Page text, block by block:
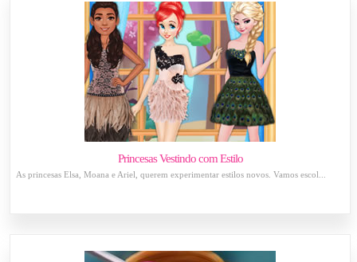
Princesas Vestindo com Estilo
As princesas Elsa, Moana e Ariel, querem experimentar estilos novos. Vamos escol...